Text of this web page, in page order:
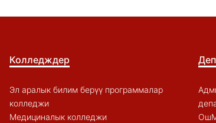
Колледждер
Эл аралык билим берүү программалар
колледжи
Медициналык колледжи